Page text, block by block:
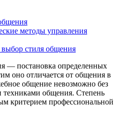
методы управления
стиля общения
— постановка определенных
оно отличается от общения в
общение невозможно без
общения. Степень
критерием профессиональной